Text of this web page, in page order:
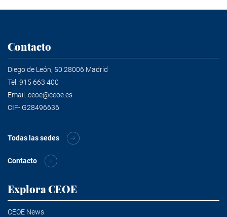
Contacto
Diego de León, 50 28006 Madrid
Tel. 915 663 400
Email. ceoe@ceoe.es
CIF- G28496636
Todas las sedes
Contacto
Explora CEOE
CEOE News